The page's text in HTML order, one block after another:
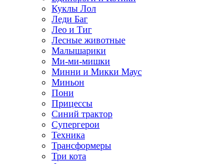
Куклы Лол
Леди Баг
Лео и Тиг
Лесные животные
Малышарики
Ми-ми-мишки
Минни и Микки Маус
Миньон
Пони
Прицессы
Синий трактор
Супергерои
Техника
Трансформеры
Три кота